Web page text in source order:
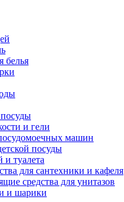
белья
и гели
машин
посуды
и туалета
для сантехники и кафеля
средства для унитазов
и шарики